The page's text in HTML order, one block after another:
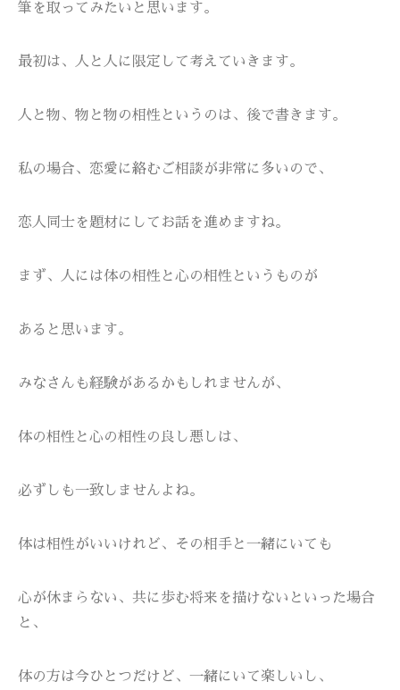
筆を取ってみたいと思います。
最初は、人と人に限定して考えていきます。
人と物、物と物の相性というのは、後で書きます。
私の場合、恋愛に絡むご相談が非常に多いので、
恋人同士を題材にしてお話を進めますね。
まず、人には体の相性と心の相性というものが
あると思います。
みなさんも経験があるかもしれませんが、
体の相性と心の相性の良し悪しは、
必ずしも一致しませんよね。
体は相性がいいけれど、その相手と一緒にいても
心が休まらない、共に歩む将来を描けないといった場合
と、
体の方は今ひとつだけど、一緒にいて楽しいし、